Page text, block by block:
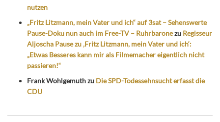
nutzen
„Fritz Litzmann, mein Vater und ich“ auf 3sat – Sehenswerte
Pause-Doku nun auch im Free-TV – Ruhrbaronezu Regisseur
Aljoscha Pause zu ‚Fritz Litzmann, mein Vater und ich‘:
„Etwas Besseres kann mir als Filmemacher eigentlich nicht
passieren!“
Frank Wohlgemuthzu Die SPD-Todessehnsucht erfasst die
CDU